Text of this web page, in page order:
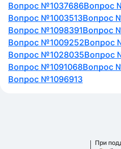
Вопрос №1037686Вопрос
Вопрос №1003513Вопрос
Вопрос №1098391Вопрос
Вопрос №1009252Вопрос
Вопрос №1028035Вопрос
Вопрос №1091068Вопрос
Вопрос №1096913
При